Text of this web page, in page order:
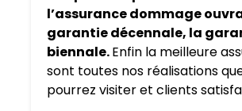
l’assurance dommage
garantie décennale, la
biennale.Enfin la meilleure
sont toutes nos réalisations
pourrez visiter et clients